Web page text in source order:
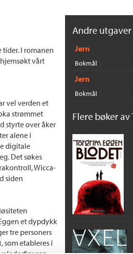
I romanen
vårt
vel verden et
strømmet
styrte over åker
alene i
digitale
Det søkes
Wicca-
siden
et dypdykk
tre personers
som etableres i
Andre utgaver
Jern
Bokmål
Jern
Bokmål
Flere bøker